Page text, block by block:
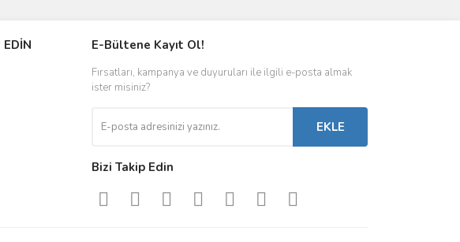
EDİN E-Bültene Kayıt Ol!
Fırsatları, kampanya ve duyuruları ile ilgili e-posta almak
ister misiniz?
EKLE
Bizi Takip Edin